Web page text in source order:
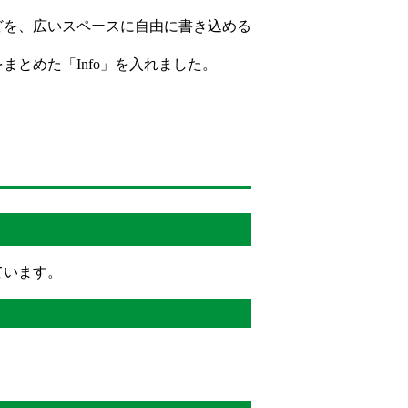
、広いスペースに自由に書き込める
とめた「Info」を入れました。
ます。